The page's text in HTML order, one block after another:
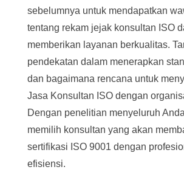
sebelumnya untuk mendapatkan
tentang rekam jejak konsultan ISO
memberikan layanan berkualitas.
pendekatan dalam menerapkan
dan bagaimana rencana untuk
Jasa Konsultan ISO dengan
Dengan penelitian menyeluruh
memilih konsultan yang akan
sertifikasi ISO 9001 dengan
efisiensi.